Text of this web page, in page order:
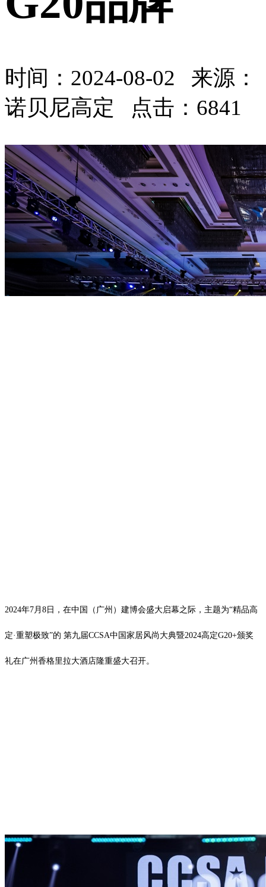
时间： 2024-08-02 来源：
诺贝尼高定 点击：6841
2024年7月8日，在中国（广州）建博会盛大启幕之际，主题为“精品高
定·重塑极致”的 第九届CCSA中国家居⻛尚大典暨2024高定G20+颁奖
礼在广州香格里拉大酒店隆重盛大召开。